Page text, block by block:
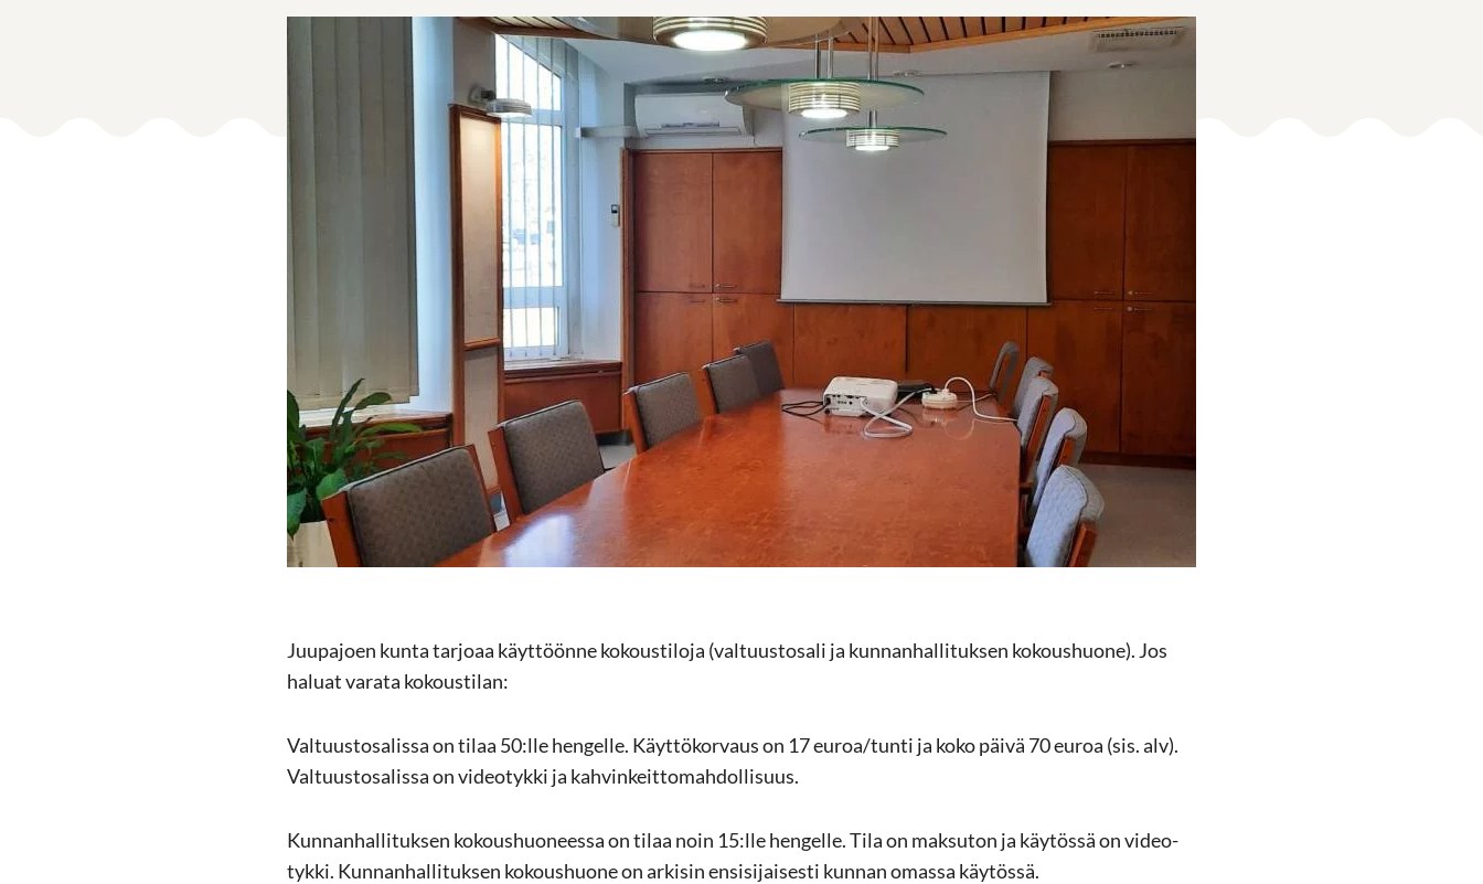
Juu­pa­joen kunta tar­jo­aa käyt­töön­ne ko­kous­ti­lo­ja (val­tuus­to­sa­li ja kun­nan­hal­li­tuk­sen ko­kous­huo­ne). Jos
ha­luat va­ra­ta ko­kous­ti­lan:
Val­tuus­to­sa­lis­sa on tilaa 50:lle hen­gel­le. Käyt­tö­kor­vaus on 17 euroa/tunti ja koko päivä 70 euroa (sis. alv).
Val­tuus­to­sa­lis­sa on vi­deo­tyk­ki ja kah­vin­keit­to­mah­dol­li­suus.
Kun­nan­hal­li­tuk­sen ko­kous­huo­nees­sa on tilaa noin 15:lle hen­gel­le. Tila on mak­su­ton ja käy­tös­sä on vi­deo­
tyk­ki. Kun­nan­hal­li­tuk­sen ko­kous­huo­ne on ar­ki­sin en­si­si­jai­ses­ti kun­nan omas­sa käy­tös­sä.